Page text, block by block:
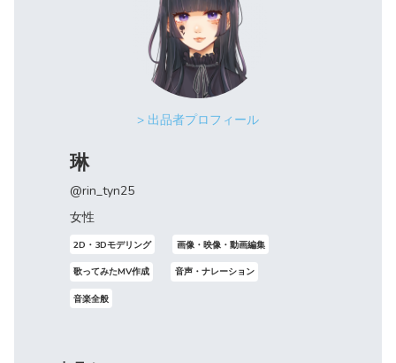
> 出品者プロフィール
琳
@rin_tyn25
女性
2D・3Dモデリング 画像・映像・動画編集
歌ってみたMV作成 音声・ナレーション
音楽全般